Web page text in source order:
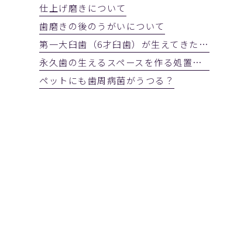
仕上げ磨きについて
歯磨きの後のうがいについて
第一大臼歯（6才臼歯）が生えてきたかを確認しましょう
永久歯の生えるスペースを作る処置 2023年3月28日(火)
ペットにも歯周病菌がうつる？